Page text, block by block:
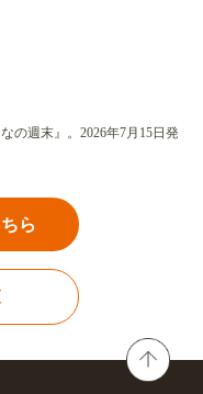
の週末』。2026年7月15日発
ら